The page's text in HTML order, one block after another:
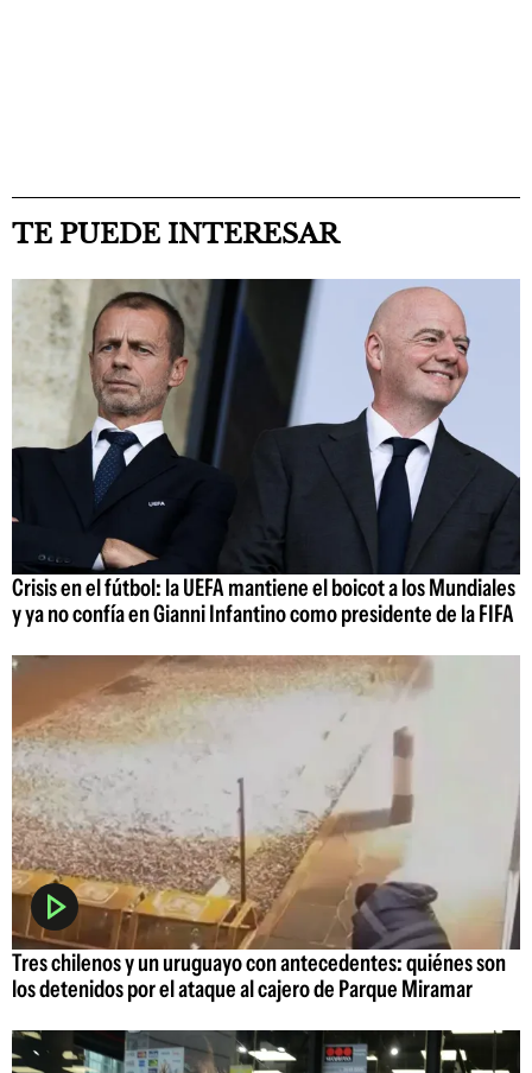
TE PUEDE INTERESAR
Crisis en el fútbol: la UEFA mantiene el boicot a los Mundiales
y ya no confía en Gianni Infantino como presidente de la FIFA
Tres chilenos y un uruguayo con antecedentes: quiénes son
los detenidos por el ataque al cajero de Parque Miramar